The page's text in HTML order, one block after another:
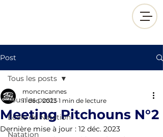
Post
Tous les posts
École de Natation
Natation
Tous les posts
Meeting Pitchouns N°2
moncncannes
11 déc. 2023 1 min de lecture
Dernière mise à jour : 12 déc. 2023